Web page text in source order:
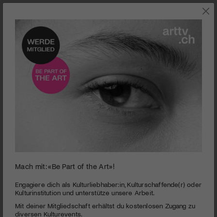
SZENE
seconds
minutes,
44
Schweizer Filmpreis 2015 | Die Gewinner
Zum achtzehnten Mal wurden die Schweizer Filmpreise
Mach mit: «Be Part of the Art»!
Engagiere dich als Kulturliebhaber:in, Kulturschaffende(r) oder
Kulturinstitution und unterstütze unsere Arbeit.
Mit deiner Mitgliedschaft erhältst du kostenlosen Zugang zu
diversen Kulturevents.